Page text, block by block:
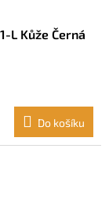
L Kůže Černá
Do košíku